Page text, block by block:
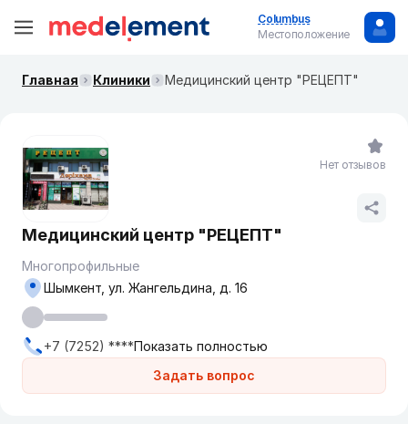
Columbus
Местоположение
Главная Клиники Медицинский центр "РЕЦЕПТ"
Медицинский центр "РЕЦЕПТ"
Многопрофильные
Задать вопрос
Шымкент, ул. Жангельдина, д. 16
+7 (7252) ****Показать полностью
Нет отзывов